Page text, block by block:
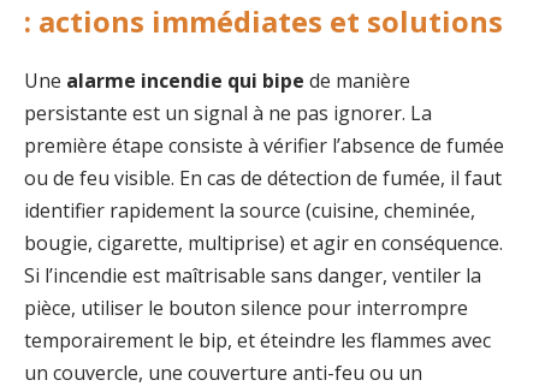
: actions immédiates et solutions
Une alarme incendie qui bipe de manière
persistante est un signal à ne pas ignorer. La
première étape consiste à vérifier l’absence de fumée
ou de feu visible. En cas de détection de fumée, il faut
identifier rapidement la source (cuisine, cheminée,
bougie, cigarette, multiprise) et agir en conséquence.
Si l’incendie est maîtrisable sans danger, ventiler la
pièce, utiliser le bouton silence pour interrompre
temporairement le bip, et éteindre les flammes avec
un couvercle, une couverture anti-feu ou un